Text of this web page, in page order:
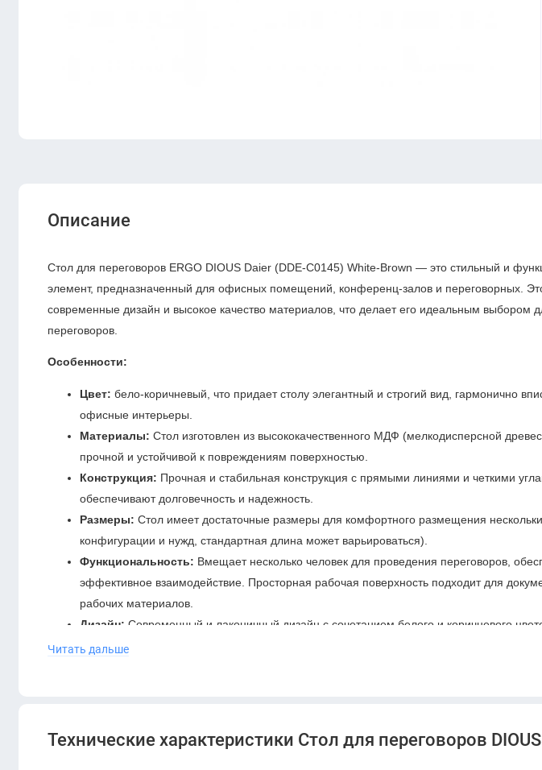
Описание
Стол для переговоров ERGO DIOUS Daier (DDE-C0145) White-Brown — это стильный и
элемент, предназначенный для офисных помещений, конференц-залов и переговорных.
современные дизайн и высокое качество материалов, что делает его идеальным выбором
переговоров.
Особенности:
Цвет: бело-коричневый, что придает столу элегантный и строгий вид, гармонично
офисные интерьеры.
Материалы: Стол изготовлен из высококачественного МДФ (мелкодисперсной
прочной и устойчивой к повреждениям поверхностью.
Конструкция: Прочная и стабильная конструкция с прямыми линиями и четкими
обеспечивают долговечность и надежность.
Размеры: Стол имеет достаточные размеры для комфортного размещения
конфигурации и нужд, стандартная длина может варьироваться).
Функциональность: Вмещает несколько человек для проведения переговоров,
эффективное взаимодействие. Просторная рабочая поверхность подходит для
рабочих материалов.
Дизайн: Современный и лаконичный дизайн с сочетанием белого и коричневого
профессиональный вид.
привлекательную мебель для профессиональной среды.
Читать дальше
Технические характеристики Стол для переговоров